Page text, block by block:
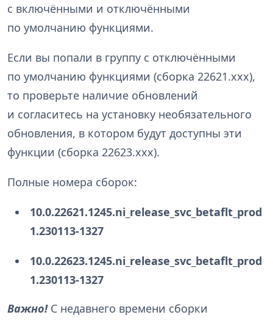
с включёнными и отключёнными
по умолчанию функциями.
Если вы попали в группу с отключёнными
по умолчанию функциями (сборка 22621.xxx),
то проверьте наличие обновлений
и согласитесь на установку необязательного
обновления, в котором будут доступны эти
функции (сборка 22623.xxx).
Полные номера сборок:
10.0.22621.1245.ni_release_svc_betaflt_prod
1.230113-1327
10.0.22623.1245.ni_release_svc_betaflt_prod
1.230113-1327
Важно! С недавнего времени сборки